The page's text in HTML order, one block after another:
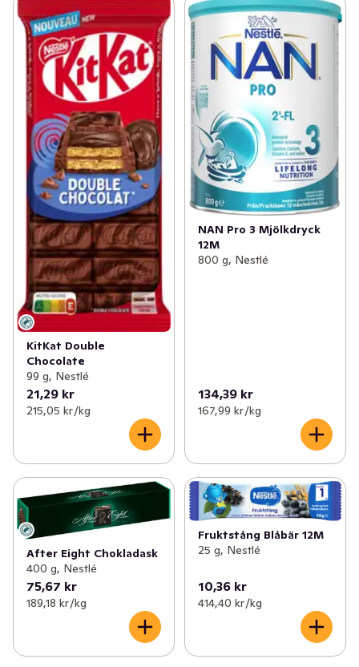
KitKat Double
Chocolate
99 g, Nestlé
21,29 kr
215,05 kr /kg
NAN Pro 3 Mjölkdryck
12M
800 g, Nestlé
134,39 kr
167,99 kr /kg
After Eight Chokladask
400 g, Nestlé
75,67 kr
189,18 kr /kg
Fruktstång Blåbär 12M
25 g, Nestlé
10,36 kr
414,40 kr /kg